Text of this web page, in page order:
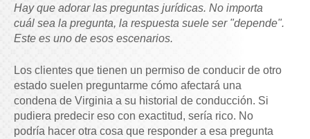
Hay que adorar las preguntas jurídicas. No importa
cuál sea la pregunta, la respuesta suele ser "depende".
Este es uno de esos escenarios.
Los clientes que tienen un permiso de conducir de otro
estado suelen preguntarme cómo afectará una
condena de Virginia a su historial de conducción. Si
pudiera predecir eso con exactitud, sería rico. No
podría hacer otra cosa que responder a esa pregunta